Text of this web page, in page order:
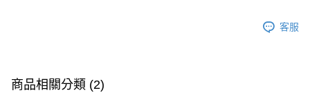
客服
商品相關分類 (2)